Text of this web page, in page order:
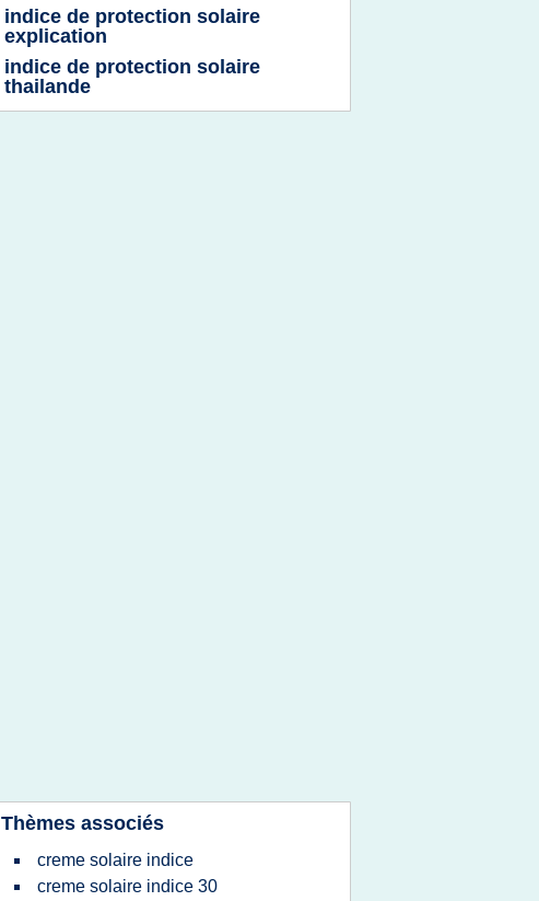
indice de protection solaire
explication
indice de protection solaire
thailande
Thèmes associés
creme solaire indice
creme solaire indice 30